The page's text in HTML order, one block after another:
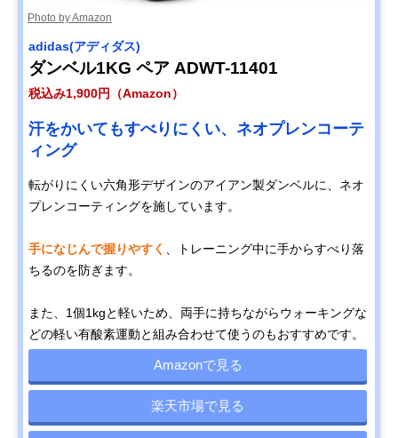
Photo by Amazon
adidas(アディダス)
ダンベル1KG ペア ADWT-11401
税込み1,900円（Amazon）
汗をかいてもすべりにくい、ネオプレンコーテ
ィング
転がりにくい六角形デザインのアイアン製ダンベルに、ネオ
プレンコーティングを施しています。
手になじんで握りやすく
、トレーニング中に手からすべり落
ちるのを防ぎます。
また、1個1kgと軽いため、両手に持ちながらウォーキングな
どの軽い有酸素運動と組み合わせて使うのもおすすめです。
Amazonで見る
楽天市場で見る